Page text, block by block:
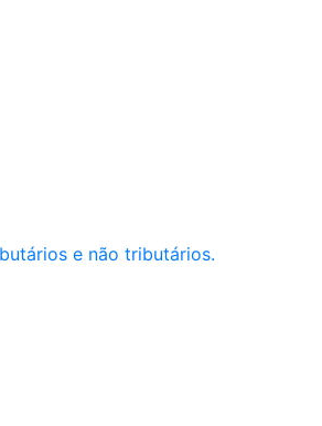
e não tributários.